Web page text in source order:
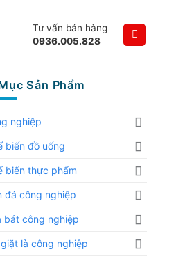
Tư vấn bán hàng
0936.005.828
Sản Phẩm
nghiệp
biến đồ uống
biến thực phẩm
đá công nghiệp
bát công nghiệp
là công nghiệp